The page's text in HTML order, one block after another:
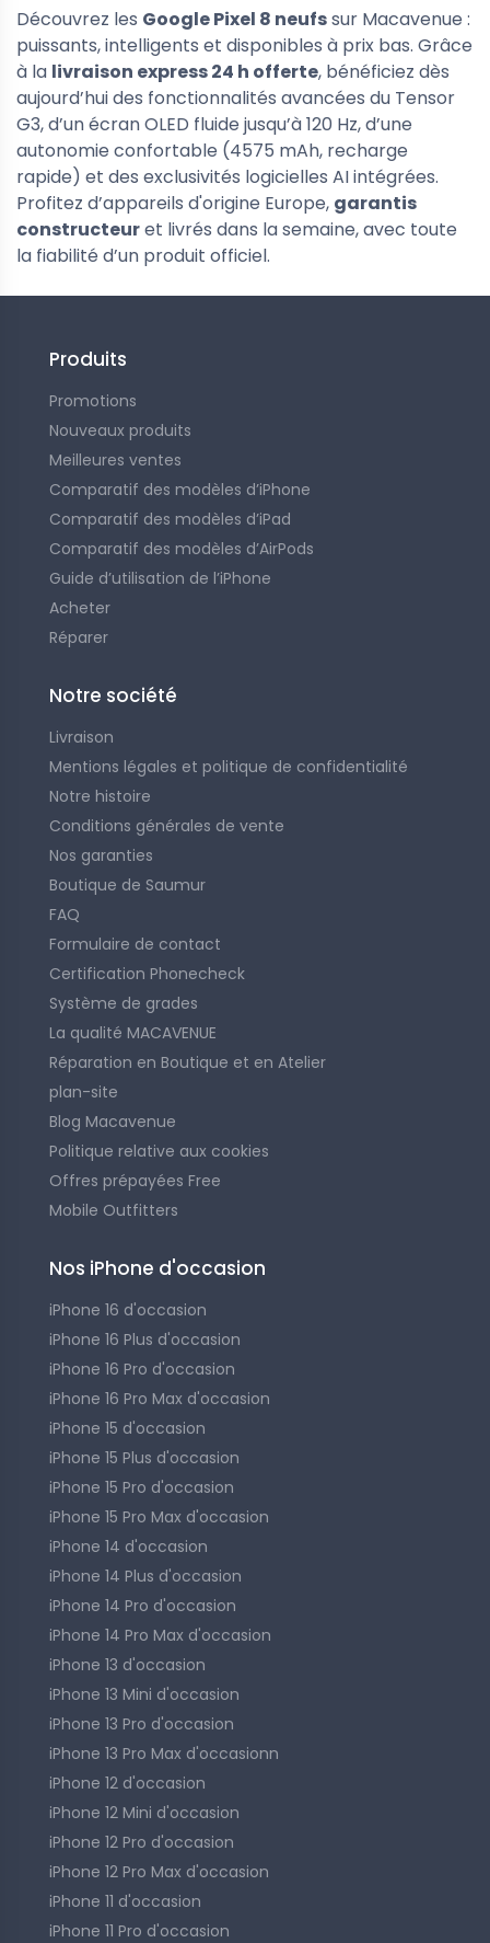
17 Pro d'occasion -
garanti
Tous les iPad d'occasion
Apple iPad Pro 13 pouces (2024)
d'occasion - testé et garanti
Découvrez les Google Pixel 8 neufssur Macavenue :
puissants, intelligents et disponibles à prix bas. Grâce
à la livraison express 24 h offerte, bénéficiez dès
aujourd’hui des fonctionnalités avancées du Tensor
G3, d’un écran OLED fluide jusqu’à 120 Hz, d’une
autonomie confortable (4575 mAh, recharge
rapide) et des exclusivités logicielles AI intégrées.
Profitez d’appareils d'origine Europe, garantis
constructeuret livrés dans la semaine, avec toute
la fiabilité d’un produit officiel.
Produits
Promotions
Nouveaux produits
Meilleures ventes
Comparatif des modèles d’iPhone
Comparatif des modèles d’iPad
Comparatif des modèles d’AirPods
Guide d’utilisation de l’iPhone
Acheter
Réparer
Notre société
Livraison
Mentions légales et politique de confidentialité
Notre histoire
Conditions générales de vente
Nos garanties
Boutique de Saumur
FAQ
Formulaire de contact
Certification Phonecheck
Système de grades
La qualité MACAVENUE
Réparation en Boutique et en Atelier
plan-site
Blog Macavenue
Politique relative aux cookies
Offres prépayées Free
Mobile Outfitters
Nos iPhone d'occasion
iPhone 16 d'occasion
iPhone 16 Plus d'occasion
iPhone 16 Pro d'occasion
iPhone 16 Pro Max d'occasion
iPhone 15 d'occasion
iPhone 15 Plus d'occasion
iPhone 15 Pro d'occasion
iPhone 15 Pro Max d'occasion
iPhone 14 d'occasion
iPhone 14 Plus d'occasion
iPhone 14 Pro d'occasion
iPhone 14 Pro Max d'occasion
iPhone 13 d'occasion
iPhone 13 Mini d'occasion
iPhone 13 Pro d'occasion
iPhone 13 Pro Max d'occasionn
iPhone 12 d'occasion
iPhone 12 Mini d'occasion
iPhone 12 Pro d'occasion
iPhone 12 Pro Max d'occasion
iPhone 11 d'occasion
iPhone 11 Pro d'occasion